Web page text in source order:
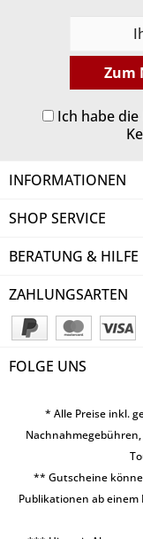
Zum
Ich habe die
INFORMATIONEN
SHOP SERVICE
BERATUNG & HILFE
ZAHLUNGSARTEN
FOLGE UNS
* Alle Preise inkl.
** Gutscheine
Publikationen ab